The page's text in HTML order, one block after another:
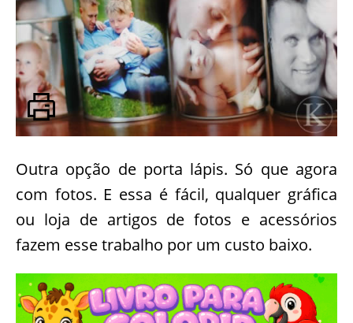
Outra opção de porta lápis. Só que agora
com fotos. E essa é fácil, qualquer gráfica
ou loja de artigos de fotos e acessórios
fazem esse trabalho por um custo baixo.